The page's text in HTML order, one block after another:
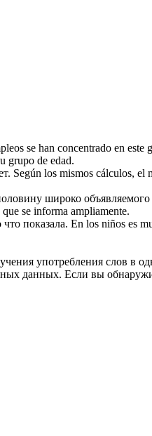
se han concentrado en este
grupo de edad.
Según los mismos cálculos, el
широко
se informa ampliamente.
показала. En los niños es
употребления слов в
данных. Если вы